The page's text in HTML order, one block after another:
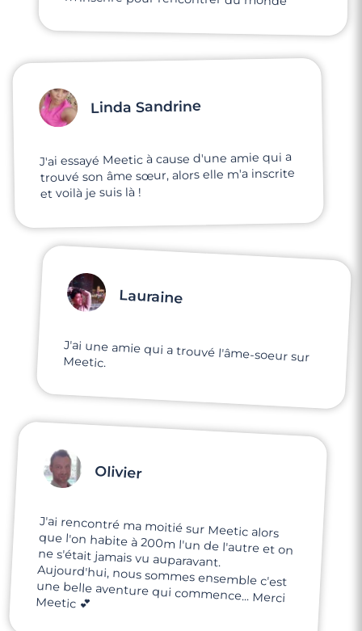
Linda Sandrine
J'ai essayé Meetic à cause d'une amie qui a
trouvé son âme sœur, alors elle m'a inscrite
et voilà je suis là !
Lauraine
J'ai une amie qui a trouvé l'âme-soeur sur
Meetic.
Olivier
J'ai rencontré ma moitié sur Meetic alors
que l'on habite à 200m l'un de l'autre et on
ne s'était jamais vu auparavant.
Aujourd'hui, nous sommes ensemble c'est
une belle aventure qui commence... Merci
Meetic 💕